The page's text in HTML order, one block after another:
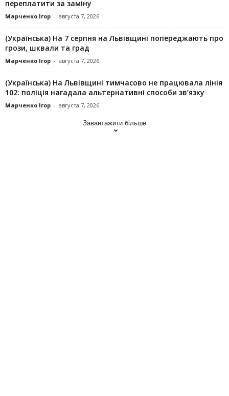
переплатити за заміну
Марченко Ігор - августа 7, 2026
(Українська) На 7 серпня на Львівщині попереджають про
грози, шквали та град
Марченко Ігор - августа 7, 2026
(Українська) На Львівщині тимчасово не працювала лінія
102: поліція нагадала альтернативні способи зв’язку
Марченко Ігор - августа 7, 2026
Завантажити більше